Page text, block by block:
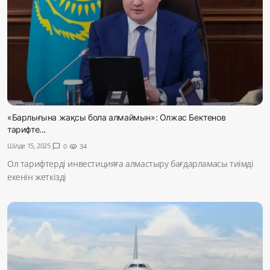
«Барлығына жақсы бола алмаймын»: Олжас Бектенов
тарифте...
Шілде 15, 2025 chat_bubble 0 visibility 34
Ол тарифтерді инвестицияға алмастыру бағдарламасы тиімді
екенін жеткізді